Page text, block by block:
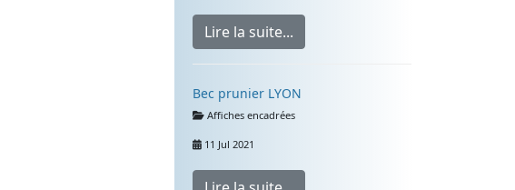
Lire la suite...
Bec prunier LYON
Détails
Affiches encadrées
11 Jul 2021